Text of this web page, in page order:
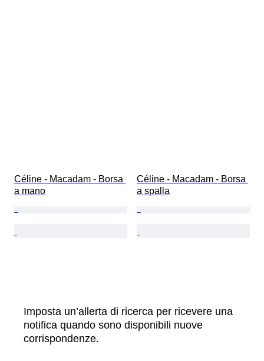
Céline - Macadam - Borsa
a mano
Céline - Macadam - Borsa
a spalla
Imposta un’allerta di ricerca per ricevere una
notifica quando sono disponibili nuove
corrispondenze.